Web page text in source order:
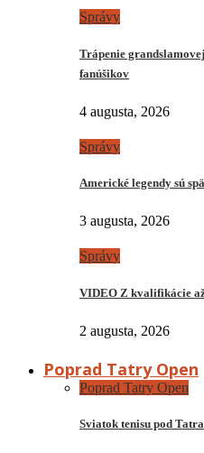
Správy
Trápenie
fanúšikov
4 augusta, 2026
Správy
Americké legendy sú
3 augusta, 2026
Správy
VIDEO Z kvalifikácie
2 augusta, 2026
Poprad Tatry Open
Poprad Tatry Open
Sviatok tenisu pod